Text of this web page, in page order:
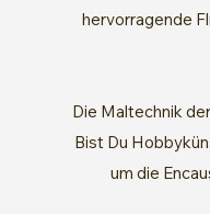
hervorragende
Die Maltechnik
Bist Du
um die